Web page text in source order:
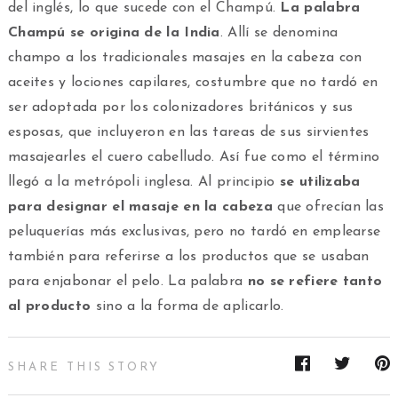
del inglés, lo que sucede con el Champú.
La palabra
Champú se origina de la India. Allí se denomina
champo a los tradicionales masajes en la cabeza con
aceites y lociones capilares, costumbre que no tardó en
ser adoptada por los colonizadores británicos y sus
esposas, que incluyeron en las tareas de sus sirvientes
masajearles el cuero cabelludo. Así fue como el término
llegó a la metrópoli inglesa. Al principio se utilizaba
para designar el masaje en la cabezaque ofrecían las
peluquerías más exclusivas, pero no tardó en emplearse
también para referirse a los productos que se usaban
para enjabonar el pelo. La palabra no se refiere tanto
al producto sino a la forma de aplicarlo.
SHARE THIS STORY